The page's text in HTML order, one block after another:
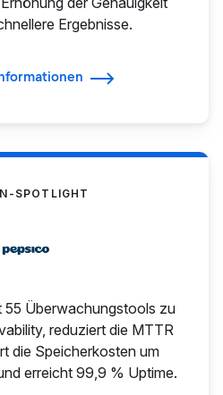
Ergebnisse.
SPOTLIGHT
55 Überwachungstools zu
reduziert die MTTR
die Speicherkosten um
erreicht 99,9 % Uptime.